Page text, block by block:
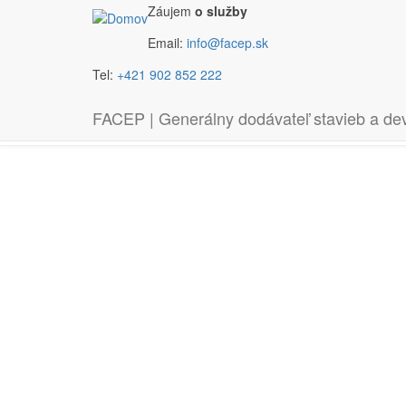
Záujem o služby
Email: info@facep.sk
Tel: +421 902 852 222
FACEP | Generálny dodávateľ stavieb a
GENERÁLNE DODÁVKY STAVIEB